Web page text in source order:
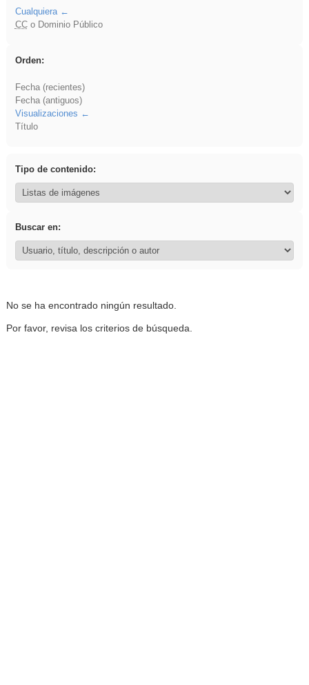
Cualquiera
CCo Dominio Público
Orden:
Fecha (recientes)
Fecha (antiguos)
Visualizaciones
Título
Tipo de contenido:
Buscar en:
No se ha encontrado ningún resultado.
Por favor, revisa los criterios de búsqueda.